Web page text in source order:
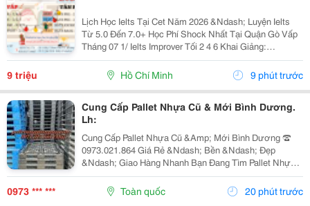
Lịch Học Ielts Tại Cet Năm 2026 &Ndash; Luyện Ielts
Từ 5.0 Đến 7.0+ Học Phí Shock Nhất Tại Quận Gò Vấp
Tháng 07 1/ Ielts Improver Tối 2 4 6 Khai Giảng:
13/07/2026 Khung Giờ: 18:00 Đến 21:00 Học Phí Ưu Đãi
5% Khi Đăng Ký 2/ Ielts...
9 triệu Hồ Chí Minh 9 phút trước
Cung Cấp Pallet Nhựa Cũ & Mới Bình Dương.
Lh:
Cung Cấp Pallet Nhựa Cũ &Amp; Mới Bình Dương ☎️
0973.021.864 Giá Rẻ &Ndash; Bền &Ndash; Đẹp
&Ndash; Giao Hàng Nhanh Bạn Đang Tìm Pallet Nhựa
Bình Dương Chất Lượng Với Mức Giá Hợp Lý? Cần
Pallet Nhựa Cho Kho Hàng, Nhà Xưởng, Vận Chuyển
Hoặc Xuất...
0973 *** *** Toàn quốc 20 phút trước